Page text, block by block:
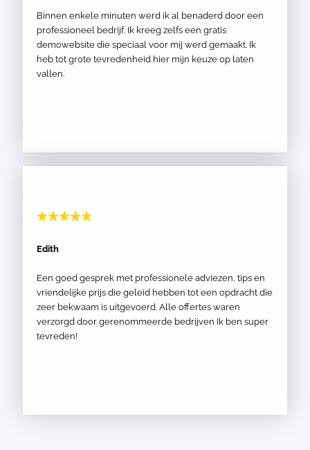
Binnen enkele minuten werd ik al benaderd door een
professioneel bedrijf. Ik kreeg zelfs een gratis
demowebsite die speciaal voor mij werd gemaakt. Ik
heb tot grote tevredenheid hier mijn keuze op laten
vallen.
Edith
Een goed gesprek met professionele adviezen, tips en
vriendelijke prijs die geleid hebben tot een opdracht die
zeer bekwaam is uitgevoerd. Alle offertes waren
verzorgd door gerenommeerde bedrijven Ik ben super
tevreden!